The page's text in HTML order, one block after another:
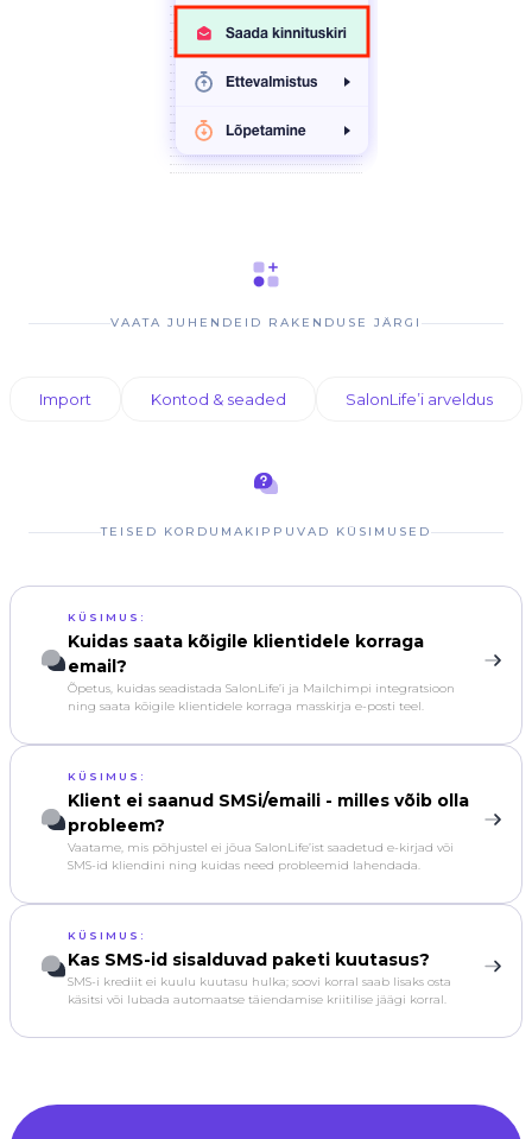
VAATA JUHENDEID RAKENDUSE JÄRGI
Import Kontod & seaded SalonLife’i arveldus
TEISED KORDUMAKIPPUVAD KÜSIMUSED
KÜSIMUS:
Kuidas saata kõigile klientidele korraga
email?
Õpetus, kuidas seadistada SalonLife’i ja Mailchimpi integratsioon
ning saata kõigile klientidele korraga masskirja e-posti teel.
KÜSIMUS:
Klient ei saanud SMSi/emaili - milles võib olla
probleem?
Vaatame, mis põhjustel ei jõua SalonLife’ist saadetud e-kirjad või
SMS-id kliendini ning kuidas need probleemid lahendada.
KÜSIMUS:
Kas SMS-id sisalduvad paketi kuutasus?
SMS-i krediit ei kuulu kuutasu hulka; soovi korral saab lisaks osta
käsitsi või lubada automaatse täiendamise kriitilise jäägi korral.